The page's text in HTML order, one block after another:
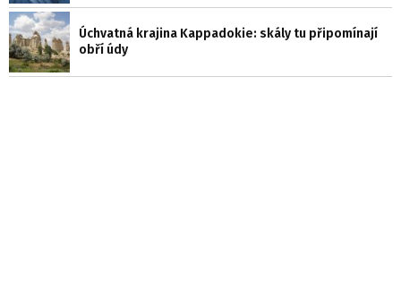
Úchvatná krajina Kappadokie: skály tu připomínají
obří údy